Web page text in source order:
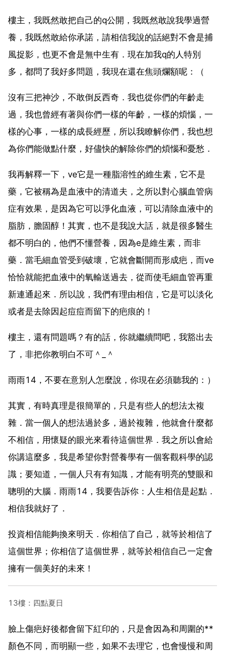
樓主，我既然敢把自己的q公開，我既然敢說我學過營
養，我既然敢給你承諾，請相信我說的話絕對不會是捕
風捉影，也更不會是無中生有．現在加我q的人特別
多，都問了我好多問題，我現在還在焦頭爛額呢：（
沒有三把神沙，不敢倒反西奇．我也從你們的年齡走
過，我也曾經有著與你們一樣的年齡，一樣的煩惱，一
樣的心事，一樣的成長經歷，所以我瞭解你們，我也想
為你們能做點什麼，好儘快的解除你們的煩惱和憂愁．
我再解釋一下，ve它是一種脂溶性的維生素，它不是
藥，它被稱為是血液中的清道夫，之所以對心腦血管病
症有效果，是因為它可以淨化血液，可以清除血液中的
脂肪，膽固醇！其實，也不是我說大話，就是很多醫生
都不明白的，他們不懂營養，因為e是維生素，而非
藥．當毛細血管受到破壞，它就會斷開而形成疤，而ve
恰恰就能把血液中的氧輸送過去，從而使毛細血管再重
新連通起來．所以說，我們有理由相信，它是可以淡化
或者是去除因起痘痘而留下的疤痕的！
樓主，還有問題嗎？有的話，你就繼續問吧，我豁出去
了，非把你教明白不可＾_＾
雨雨14，不要在意別人怎麼說，你現在必須聽我的：）
其實，有時真理是很簡單的，只是有些人的想法太複
雜．當一個人的想法過於多，過於複雜，他就會什麼都
不相信，用懷疑的眼光來看待這個世界．我之所以會給
你講這麼多，我是希望你對營養學有一個客觀科學的認
識；要知道，一個人只有有知識，才能有明亮的雙眼和
聰明的大腦．雨雨14，我要告訴你：人生相信是起點．
相信我就好了．
投資相信能夠換來明天．你相信了自己，就等於相信了
這個世界；你相信了這個世界，就等於相信自己一定會
擁有一個美好的未來！
13樓：四點夏日
臉上傷疤好後都會留下紅印的，只是會因為和周圍的**
顏色不同，而明顯一些，如果不去理它，也會慢慢和周